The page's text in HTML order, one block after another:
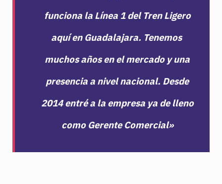
funciona la Línea 1 del Tren Ligero
aquí en Guadalajara. Tenemos
muchos años en el mercado y una
presencia a nivel nacional. Desde
2014 entré a la empresa ya de lleno
como Gerente Comercial»